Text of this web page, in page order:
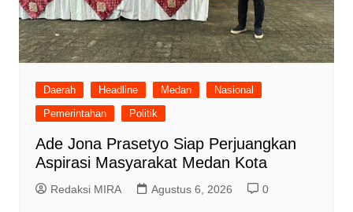
Daerah Headline Medan
Nasional
Pemerintahan
Politik
Ade Jona Prasetyo Siap Perjuangkan
Aspirasi Masyarakat Medan Kota
Redaksi MIRA Agustus 6, 2026 0